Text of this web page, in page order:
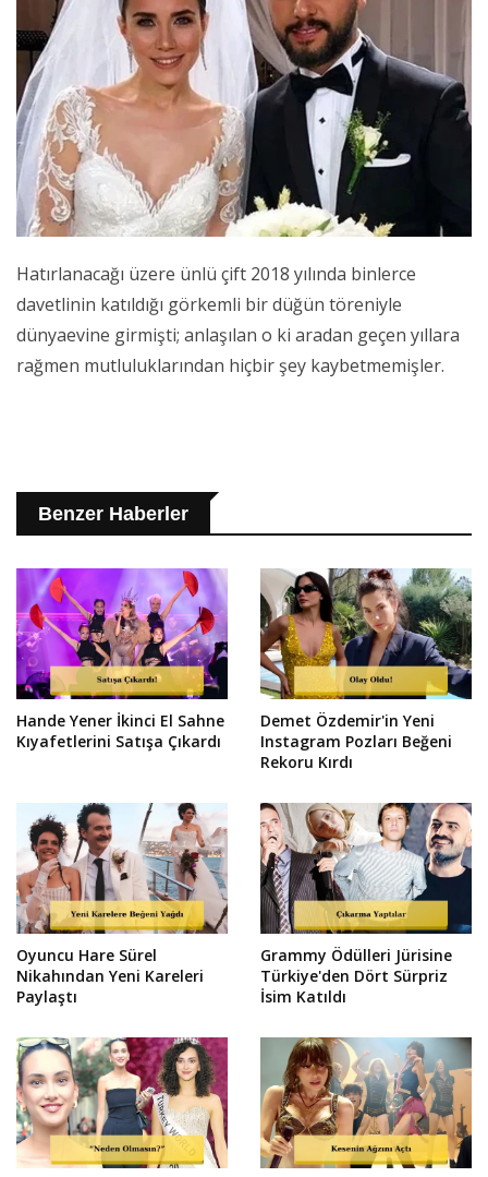
Hatırlanacağı üzere ünlü çift 2018 yılında binlerce
davetlinin katıldığı görkemli bir düğün töreniyle
dünyaevine girmişti; anlaşılan o ki aradan geçen yıllara
rağmen mutluluklarından hiçbir şey kaybetmemişler.
Benzer Haberler
Hande Yener İkinci El Sahne
Kıyafetlerini Satışa Çıkardı
Demet Özdemir'in Yeni
Instagram Pozları Beğeni
Rekoru Kırdı
Oyuncu Hare Sürel
Nikahından Yeni Kareleri
Paylaştı
Grammy Ödülleri Jürisine
Türkiye'den Dört Sürpriz
İsim Katıldı